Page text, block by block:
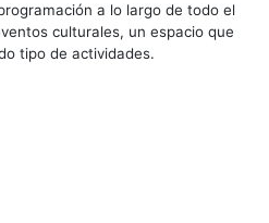
a lo largo de todo el
culturales, un espacio que
tipo de actividades.